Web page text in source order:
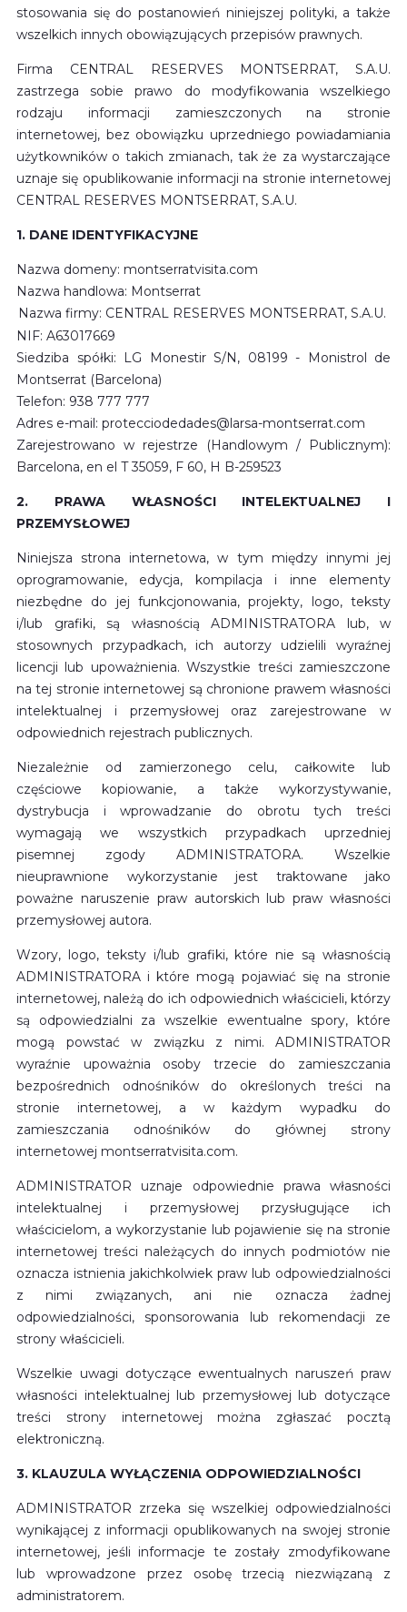
stosowania się do postanowień niniejszej polityki, a także
wszelkich innych obowiązujących przepisów prawnych.
Firma CENTRAL RESERVES MONTSERRAT, S.A.U.
zastrzega sobie prawo do modyfikowania wszelkiego
rodzaju informacji zamieszczonych na stronie
internetowej, bez obowiązku uprzedniego powiadamiania
użytkowników o takich zmianach, tak że za wystarczające
uznaje się opublikowanie informacji na stronie internetowej
CENTRAL RESERVES MONTSERRAT, S.A.U.
1. DANE IDENTYFIKACYJNE
Nazwa domeny: montserratvisita.com
Nazwa handlowa: Montserrat
Nazwa firmy: CENTRAL RESERVES MONTSERRAT, S.A.U.
NIF: A63017669
Siedziba spółki: LG Monestir S/N, 08199 - Monistrol de
Montserrat (Barcelona)
Telefon: 938 777 777
Adres e-mail: protecciodedades@larsa-montserrat.com
Zarejestrowano w rejestrze (Handlowym / Publicznym):
Barcelona, en el T 35059, F 60, H B-259523
2. PRAWA WŁASNOŚCI INTELEKTUALNEJ I
PRZEMYSŁOWEJ
Niniejsza strona internetowa, w tym między innymi jej
oprogramowanie, edycja, kompilacja i inne elementy
niezbędne do jej funkcjonowania, projekty, logo, teksty
i/lub grafiki, są własnością ADMINISTRATORA lub, w
stosownych przypadkach, ich autorzy udzielili wyraźnej
licencji lub upoważnienia. Wszystkie treści zamieszczone
na tej stronie internetowej są chronione prawem własności
intelektualnej i przemysłowej oraz zarejestrowane w
odpowiednich rejestrach publicznych.
Niezależnie od zamierzonego celu, całkowite lub
częściowe kopiowanie, a także wykorzystywanie,
dystrybucja i wprowadzanie do obrotu tych treści
wymagają we wszystkich przypadkach uprzedniej
pisemnej zgody ADMINISTRATORA. Wszelkie
nieuprawnione wykorzystanie jest traktowane jako
poważne naruszenie praw autorskich lub praw własności
przemysłowej autora.
Wzory, logo, teksty i/lub grafiki, które nie są własnością
ADMINISTRATORA i które mogą pojawiać się na stronie
internetowej, należą do ich odpowiednich właścicieli, którzy
są odpowiedzialni za wszelkie ewentualne spory, które
mogą powstać w związku z nimi. ADMINISTRATOR
wyraźnie upoważnia osoby trzecie do zamieszczania
bezpośrednich odnośników do określonych treści na
stronie internetowej, a w każdym wypadku do
zamieszczania odnośników do głównej strony
internetowej montserratvisita.com.
ADMINISTRATOR uznaje odpowiednie prawa własności
intelektualnej i przemysłowej przysługujące ich
właścicielom, a wykorzystanie lub pojawienie się na stronie
internetowej treści należących do innych podmiotów nie
oznacza istnienia jakichkolwiek praw lub odpowiedzialności
z nimi związanych, ani nie oznacza żadnej
odpowiedzialności, sponsorowania lub rekomendacji ze
strony właścicieli.
Wszelkie uwagi dotyczące ewentualnych naruszeń praw
własności intelektualnej lub przemysłowej lub dotyczące
treści strony internetowej można zgłaszać pocztą
elektroniczną.
3. KLAUZULA WYŁĄCZENIA ODPOWIEDZIALNOŚCI
ADMINISTRATOR zrzeka się wszelkiej odpowiedzialności
wynikającej z informacji opublikowanych na swojej stronie
internetowej, jeśli informacje te zostały zmodyfikowane
lub wprowadzone przez osobę trzecią niezwiązaną z
administratorem.